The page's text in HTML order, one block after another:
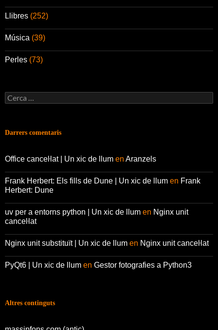
Llibres (252)
Música (39)
Perles (73)
Cerca:
Darrers comentaris
Office canceŀlat | Un xic de llum en Aranzels
Frank Herbert: Els fills de Dune | Un xic de llum en Frank
Herbert: Dune
uv per a entorns python | Un xic de llum en Nginx unit
canceŀlat
Nginx unit substituït | Un xic de llum en Nginx unit canceŀlat
PyQt6 | Un xic de llum en Gestor fotografies a Python3
Altres continguts